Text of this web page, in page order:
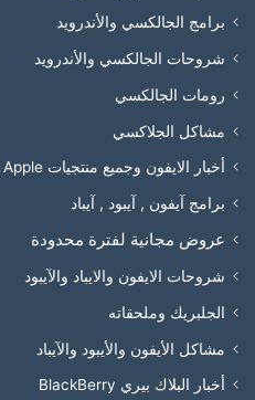
برامج الجالكسي والأندرويد
شروحات الجالكسي والأندرويد
رومات الجالكسي
مشاكل الجلاكسي
أخبار الايفون وجميع منتجيات Apple
برامج آيفون , آيبود , آيباد
عروض مجانية لفترة محدودة
شروحات الايفون والايباد والآيبود
الجلبريك وملحقاته
مشاكل الأيفون والأيبود والآيباد
أخبار البلاك بيري BlackBerry